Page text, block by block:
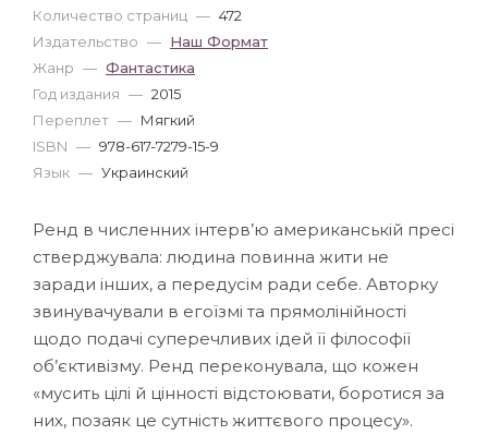
Количество страниц — 472
Издательство — Наш Формат
Жанр — Фантастика
Год издания — 2015
Переплет — Мягкий
ISBN — 978-617-7279-15-9
Язык — Украинский
Ренд в численних інтерв’ю американській пресі
стверджувала: людина повинна жити не
заради інших, а передусім ради себе. Авторку
звинувачували в егоїзмі та прямолінійності
щодо подачі суперечливих ідей її філософії
об’єктивізму. Ренд переконувала, що кожен
«мусить цілі й цінності відстоювати, боротися за
них, позаяк це сутність життєвого процесу».